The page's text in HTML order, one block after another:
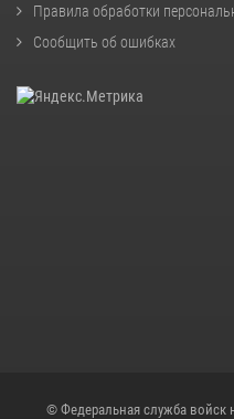
Правила обработки
Сообщить об ошибках
© Федеральная служба войск